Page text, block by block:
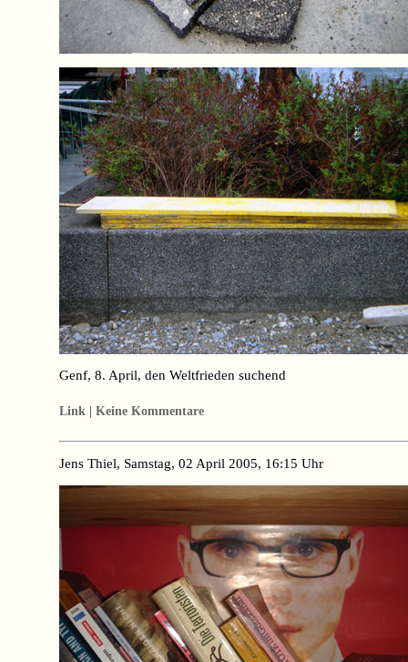
Genf, 8. April, den Weltfrieden suchend
Link | Keine Kommentare
Jens Thiel, Samstag, 02 April 2005, 16:15 Uhr